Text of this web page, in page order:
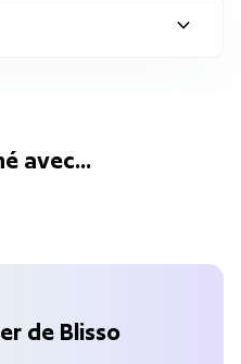
expand_more
avec...
de Blisso